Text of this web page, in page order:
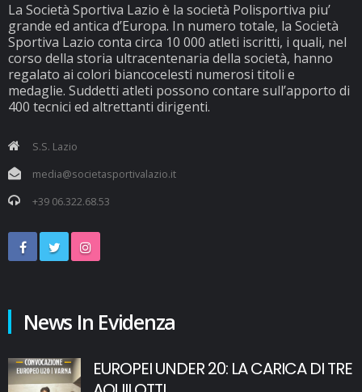
La Società Sportiva Lazio è la società Polisportiva piu’
grande ed antica d’Europa. In numero totale, la Società
Sportiva Lazio conta circa 10 000 atleti iscritti, i quali, nel
corso della storia ultracentenaria della società, hanno
regalato ai colori biancocelesti numerosi titoli e
medaglie. Suddetti atleti possono contare sull’apporto di
400 tecnici ed altrettanti dirigenti.
S.S. Lazio
media@societasportivalazio.it
+39 06.322.68.53
News In Evidenza
EUROPEI UNDER 20: LA CARICA DI TRE